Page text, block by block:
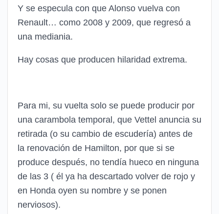
Y se especula con que Alonso vuelva con
Renault… como 2008 y 2009, que regresó a
una mediania.
Hay cosas que producen hilaridad extrema.
Para mi, su vuelta solo se puede producir por
una carambola temporal, que Vettel anuncia su
retirada (o su cambio de escudería) antes de
la renovación de Hamilton, por que si se
produce después, no tendía hueco en ninguna
de las 3 ( él ya ha descartado volver de rojo y
en Honda oyen su nombre y se ponen
nerviosos).